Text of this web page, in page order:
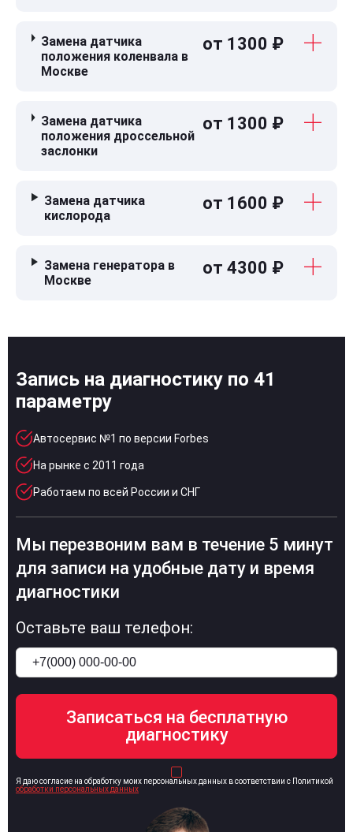
Замена датчика
положения коленвала в
Москве
от 1300 ₽
Замена датчика
положения дроссельной
заслонки
от 1300 ₽
Замена датчика
кислорода
от 1600 ₽
Замена генератора в
Москве
от 4300 ₽
Запись на диагностику по 41
параметру
Автосервис №1 по версии Forbes
На рынке с 2011 года
Работаем по всей России и СНГ
Мы перезвоним вам в течение 5 минут
для записи на удобные дату и время
диагностики
Оставьте ваш телефон:
Я даю согласие на обработку моих персональных данных в соответствии с Политикой
обработки персональных данных